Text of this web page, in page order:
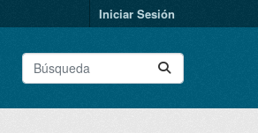
Iniciar Sesión